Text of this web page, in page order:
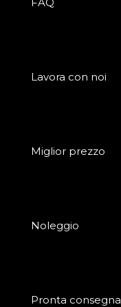
Lavora con noi
Miglior prezzo
Noleggio
Pronta consegna